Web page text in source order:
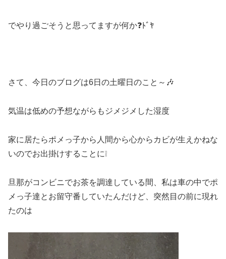
でやり過ごそうと思ってますが何か❓ﾄﾞﾔ
さて、今日のブログは6日の土曜日のこと～🎶
気温は低めの予想ながらもジメジメした湿度
家に居たらポメっ子から人間から心からカビが生えかねな
いのでお出掛けすることに❕
旦那がコンビニでお茶を調達している間、私は車の中でポ
メっ子達とお留守番していたんだけど、突然目の前に現れ
たのは